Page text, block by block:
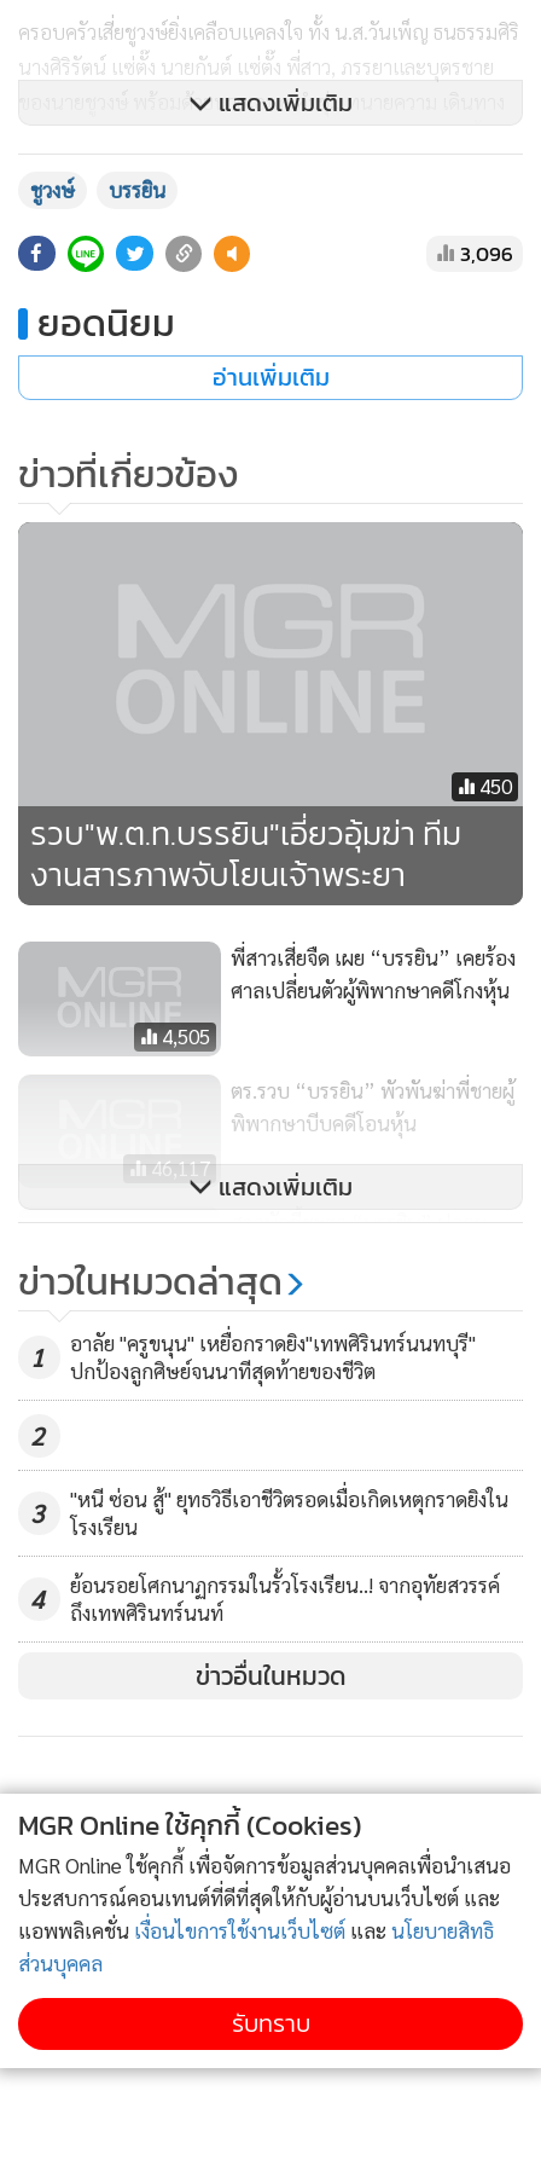
ครอบครัวเสี่ยชูวงษ์ยิ่งเคลือบแคลงใจ ทั้ง น.ส.วันเพ็ญ ธนธรรมศิริ
นางศิริรัตน์ แซ่ตั๊ง นายกันต์ แซ่ตั๊ง พี่สาว, ภรรยาและบุตรชาย
ของนายชูวงษ์ พร้อมด้วยนายเอนก คำชุ่ม ทนายความ เดินทาง
โดยตั้งประเด็นสงสัยว่า 1. รถออกมาจากสนามกอล์ฟเวลา
ประมาณ 19.00 น. ซึ่งเมื่อคำนวณระยะทางจากสนามกอล์ฟถึงที่
เกิดเหตุประมาณ 30 กิโลเมตร รถยนต์คันเกิดเหตุน่าจะใช้เวลา
ไม่เกิน 1 ชั่วโมง แต่ปรากฏว่าภรรยาของ พ.ต.ท.บรรยินโทรศัพท์
แจ้งให้ครอบครัวของผู้ตายทราบเมื่อเวลาประมาณ 22.00 น.
2. รถขับมาด้วยความเร็ว 60 กิโลเมตรต่อชั่วโมง ไม่เชื่อว่าจะทำให้
รถยนต์บุบสลายไม่มาก กระจกไม่แตก ส่วนจุดชนก็เอียงมาข้าง
คนขับ มิใช่ส่วนที่ตรงกับที่นั่งโดยสารที่นายชูวงษ์ ผู้ตายนั่ง 5. ใน
ที่เกิดเหตุก็ไม่พบร่องรอยห้ามล้อของรถยนต์คันเกิดเหตุอีกด้วย
กรณีโอนหุ้นของนายชูวงษ์กว่า 300 ล้านบาทก่อนว่าใครมีส่วน
เกี่ยวข้องบ้าง
...กระทั่งปริศนาที่ดำมืดก็ค่อยๆ คลายออกมาทีละนิดๆ จนพบว่า
เรื่องนี้มี พ.ต.ท.บรรยิน ผู้ต้องสงสัยของครอบครัวตั้งแต่แรกก็เผย
โฉมหน้าออกมา เมื่อตำรวจพบว่าเขาได้ใช้ปากการุ่นพิเศษที่ผลิต
ในประเทศญี่ปุ่น สามารถเขียนและลบได้ ปลอมลายเซ็นของนาย
ชูวงษ์ โอนหุ้นจำนวนดังกล่าวไปให้ น.ส.กัญฐณา และ น.ส.อุรชา
นอกจากนี้ จากการตรวจสอบยังพบว่าเบอร์โทรศัพท์ที่ใช้ในการ
ทำธุรกรรมโอนหุ้นนั้นไม่ใช่เบอร์ของนายชูวงษ์ แต่เป็นเบอร์ที่จด
ในนามบริษัทของคนใกล้ชิด พ.ต.ท.บรรยิน ต่อมาเจ้าหน้าที่ได้
รวบรวมพยานหลักฐานขออนุมัติหมายจับต่อศาลอาญากรุงเทพ
ใต้ กระทั่งศาลได้ออกหมายจับ พ.ต.ท.บรรยิน ตั้งภากรณ์ อายุ 52
ปี ตามหมายจับศาลอาญากรุงเทพใต้ ที่ จ.560/2558 ลงวันที่ 24
สิงหาคม 2558 ข้อหาร่วมกันลักทรัพย์ และร่วมกันปลอมและใช้
เอกสารสิทธิปลอมโดยประการที่น่าจะก่อให้เกิดความเสียหายแก่
ผู้อื่นหรือประชาชน หรือรับของโจร ซึ่งคดีนี้ พ.ต.ท.บรรยิน ได้
เข้ามอบตัวกับพนักงานสอบสวนกองปราบปรามและปฏิเสธ
ตลอดข้อกล่าวหา
ต่อมาเมื่อเวลา 10.30 น. วันที่ 28 มิ.ย. 2559 พ.ต.อ.จิรภพ ภูริเดช
ผกก.1 บก.ป.(ยศตำแหน่งขณะนั้น) นำกำลังตำรวจกองปราบ
ปราม พร้อมหมายจับศาลจังหวัดพระโขนง จ 401/2559 ลงวันที่
27 มิ.ย. จับกุม พ.ต.ท.บรรยิน ตั้งภากรณ์ ในข้อหาร่วมกันฆ่าผู้อื่น
โดยเจตนา และไตร่ตรองไว้ก่อน เพื่อจะเอาหรือเอาไว้ซึ่งผล
ประโยชน์ อันเกิดแต่การที่ตนได้กระทำความผิดอื่นเพื่อปกปิด
อ.ปากช่อง จ.นครราชสีมา หลังหลักฐานระบุว่ามีส่วนพัวพันฆ่า
อำพรางนายชูวงษ์ แซ่ตั๊ง ซึ่งจากแนวทางการสืบสวนเชื่อว่ามีการ
ใช้ของแข็งทุบตีนายชูวงษ์จนถึงแก่ความตายก่อนจะมาจัดฉากให้
เป็นอุบัติเหตุ อีกทั้งยังได้มีการเตรียมการไว้ก่อน โดยมีการนัด
หมายนายพาชูวงษ์ไปเล่นกอล์ฟในตอนมืดค่ำ กระทั่งเกิดเหตุดัง
กล่าวขึ้น
นอกจากนี้ ทางกองปราบปรามได้รื้อคดีครั้ง พ.ต.ท.บรรยิน ดำรง
ตำแหน่งยศ ร.ต.ท.ที่ จ.นครสวรรค์ แล้วเกิดอุบัติเหตุรถชนจน
แสดงเพิ่มเติม
ชูวงษ์ บรรยิน
3,096
ยอดนิยม
อ่านเพิ่มเติม
ข่าวที่เกี่ยวข้อง
450
รวบ"พ.ต.ท.บรรยิน"เอี่ยวอุ้มฆ่า ทีม
งานสารภาพจับโยนเจ้าพระยา
4,505
พี่สาวเสี่ยจืด เผย “บรรยิน” เคยร้อง
ศาลเปลี่ยนตัวผู้พิพากษาคดีโกงหุ้น
46,117
ตร.รวบ “บรรยิน” พัวพันฆ่าพี่ชายผู้
พิพากษาบีบคดีโอนหุ้น
2,434
ศาลนัดชี้ชะตา “บรรยิน” ปลอม
วงษ์” 20 มี.ค.ปีหน้า
แสดงเพิ่มเติม
ข่าวในหมวดล่าสุด
1
อาลัย "ครูขนุน" เหยื่อกราดยิง"เทพศิรินทร์นนทบุรี"
ปกป้องลูกศิษย์จนนาทีสุดท้ายของชีวิต
2
3
"หนี ซ่อน สู้" ยุทธวิธีเอาชีวิตรอดเมื่อเกิดเหตุกราดยิงใน
โรงเรียน
4
ย้อนรอยโศกนาฏกรรมในรั้วโรงเรียน..! จากอุทัยสวรรค์
ถึงเทพศิรินทร์นนท์
ข่าวอื่นในหมวด
MGR Online ใช้คุกกี้ (Cookies)
MGR Online ใช้คุกกี้ เพื่อจัดการข้อมูลส่วนบุคคลเพื่อนำเสนอ
ประสบการณ์คอนเทนต์ที่ดีที่สุดให้กับผู้อ่านบนเว็บไซต์ และ
แอพพลิเคชั่น เงื่อนไขการใช้งานเว็บไซต์ และ นโยบายสิทธิ
ส่วนบุคคล
รับทราบ